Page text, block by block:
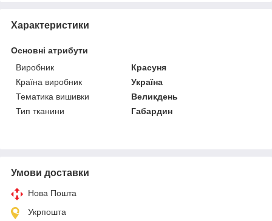
Характеристики
Основні атрибути
Виробник
Красуня
Країна виробник
Україна
Тематика вишивки
Великдень
Тип тканини
Габардин
Умови доставки
Нова Пошта
Укрпошта